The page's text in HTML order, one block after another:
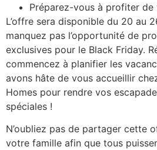
Préparez-vous à profiter de
L’offre sera disponible du 20 au
manquez pas l’opportunité de
exclusives pour le Black Friday.
commencez à planifier les
avons hâte de vous accueillir
Homes pour rendre vos
spéciales !
N’oubliez pas de partager cette
votre famille afin que tous